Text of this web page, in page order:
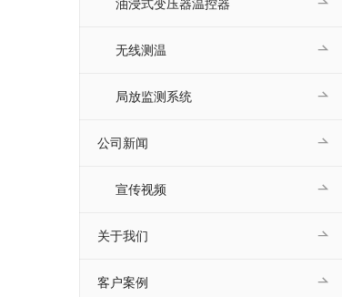
无线测温
局放监测系统
公司新闻
宣传视频
关于我们
客户案例